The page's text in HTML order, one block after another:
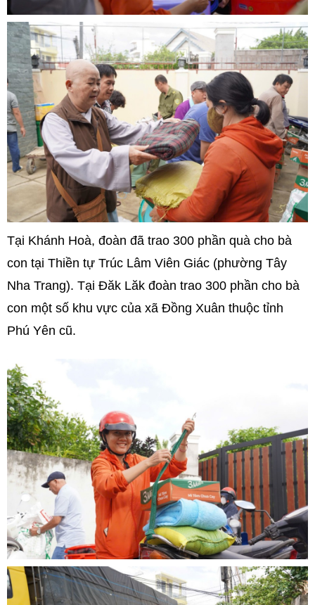
Tại Khánh Hoà, đoàn đã trao 300 phần quà cho bà
con tại Thiền tự Trúc Lâm Viên Giác (phường Tây
Nha Trang). Tại Đăk Lăk đoàn trao 300 phần cho bà
con một số khu vực của xã Đồng Xuân thuộc tỉnh
Phú Yên cũ.